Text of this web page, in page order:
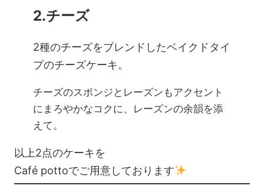
2.チーズ
2種のチーズをブレンドしたベイクドタイ
プのチーズケーキ。
チーズのスポンジとレーズンもアクセント
にまろやかなコクに、レーズンの余韻を添
えて。
以上2点のケーキを
Café pottoでご用意しております